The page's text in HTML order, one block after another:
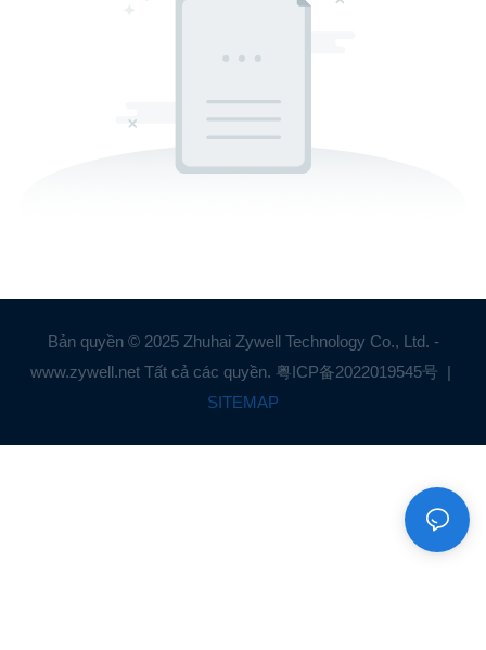
Bản quyền © 2025 Zhuhai Zywell Technology Co., Ltd. -
www.zywell.net Tất cả các quyền. 粤ICP备2022019545号 |
SITEMAP